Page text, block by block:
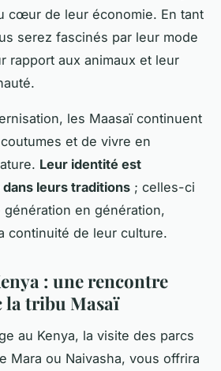
cœur de leur économie. En tant
serez fascinés par leur mode
rapport aux animaux et leur
les Maasaï continuent
et de vivre en
Leur identité est
leurs traditions ; celles-ci
en génération,
continuité de leur culture.
: une rencontre
la tribu Masaï
au Kenya, la visite des parcs
Mara ou Naivasha, vous offrira